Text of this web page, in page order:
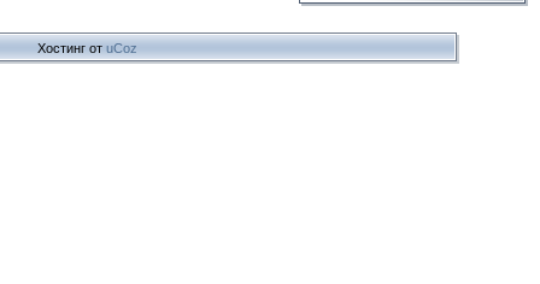
Хостинг от uCoz